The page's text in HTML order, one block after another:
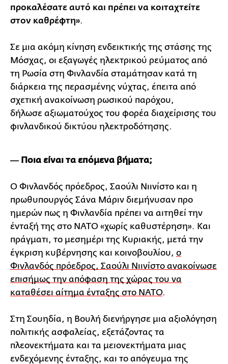
προκαλέσατε αυτό και πρέπει να κοιταχτείτε
στον καθρέφτη».
Σε μια ακόμη κίνηση ενδεικτικής της στάσης της
Μόσχας, οι εξαγωγές ηλεκτρικού ρεύματος από
τη Ρωσία στη Φινλανδία σταμάτησαν κατά τη
διάρκεια της περασμένης νύχτας, έπειτα από
σχετική ανακοίνωση ρωσικού παρόχου,
δήλωσε αξιωματούχος του φορέα διαχείρισης του
φινλανδικού δικτύου ηλεκτροδότησης.
― Ποια είναι τα επόμενα βήματα;
Ο Φινλανδός πρόεδρος, Σαούλι Νιινίστο και η
πρωθυπουργός Σάνα Μάριν διεμήνυσαν προ
ημερών πως η Φινλανδία πρέπει να αιτηθεί την
ένταξή της στο ΝΑΤΟ «χωρίς καθυστέρηση». Και
πράγματι, το μεσημέρι της Κυριακής, μετά την
έγκριση κυβέρνησης και κοινοβουλίου, ο
Φινλανδός πρόεδρος, Σαούλι Νιινίστο ανακοίνωσε
επισήμως την απόφαση της χώρας του να
καταθέσει αίτημα ένταξης στο ΝΑΤΟ.
Στη Σουηδία, η Βουλή διενήργησε μια αξιολόγηση
πολιτικής ασφαλείας, εξετάζοντας τα
πλεονεκτήματα και τα μειονεκτήματα μιας
ενδεχόμενης ένταξης, και το απόγευμα της